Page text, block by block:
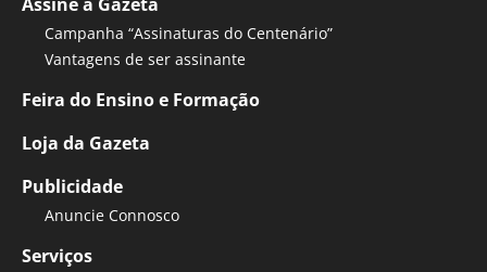
Campanha “Assinaturas do Centenário”
Vantagens de ser assinante
Feira do Ensino e Formação
Loja da Gazeta
Publicidade
Anuncie Connosco
Serviços